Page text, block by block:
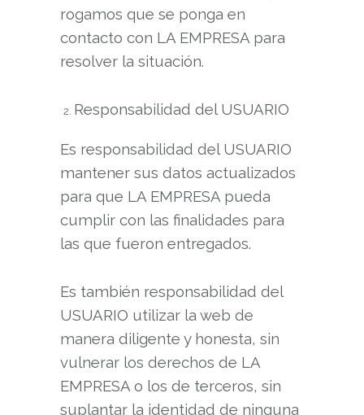
rogamos que se ponga en
contacto con LA EMPRESA para
resolver la situación.
Responsabilidad del USUARIO
Es responsabilidad del USUARIO
mantener sus datos actualizados
para que LA EMPRESA pueda
cumplir con las finalidades para
las que fueron entregados.
Es también responsabilidad del
USUARIO utilizar la web de
manera diligente y honesta, sin
vulnerar los derechos de LA
EMPRESA o los de terceros, sin
suplantar la identidad de ninguna